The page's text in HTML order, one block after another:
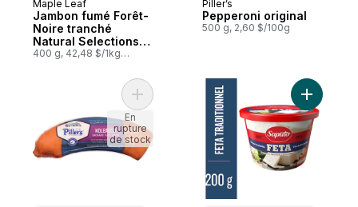
Préparé au Canada
Maple Leaf
Jambon fumé Forêt-
Noire tranché
Natural Selections
Format familial
400 g, 42,48 $/1kg
Préparé au Canada
Piller’s
Pepperoni original
500 g, 2,60 $/100g
Ajouter Saucisson kolbassa au panier
En
rupture
de stock
Ajouter